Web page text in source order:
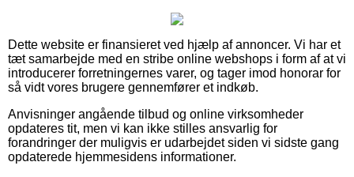
Dette website er finansieret ved hjælp af annoncer. Vi har et
tæt samarbejde med en stribe online webshops i form af at vi
introducerer forretningernes varer, og tager imod honorar for
så vidt vores brugere gennemfører et indkøb.
Anvisninger angående tilbud og online virksomheder
opdateres tit, men vi kan ikke stilles ansvarlig for
forandringer der muligvis er udarbejdet siden vi sidste gang
opdaterede hjemmesidens informationer.